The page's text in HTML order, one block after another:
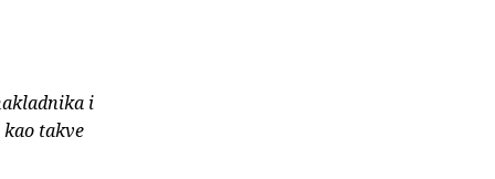
i
takve